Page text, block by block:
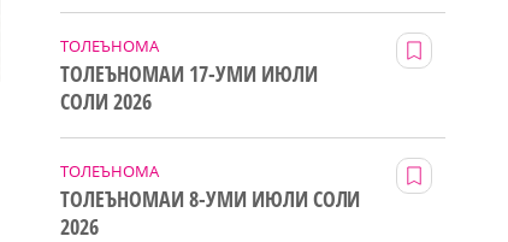
ТОЛЕЪНОМА
ТОЛЕЪНОМАИ 17-УМИ ИЮЛИ
СОЛИ 2026
ТОЛЕЪНОМА
ТОЛЕЪНОМАИ 8-УМИ ИЮЛИ СОЛИ
2026